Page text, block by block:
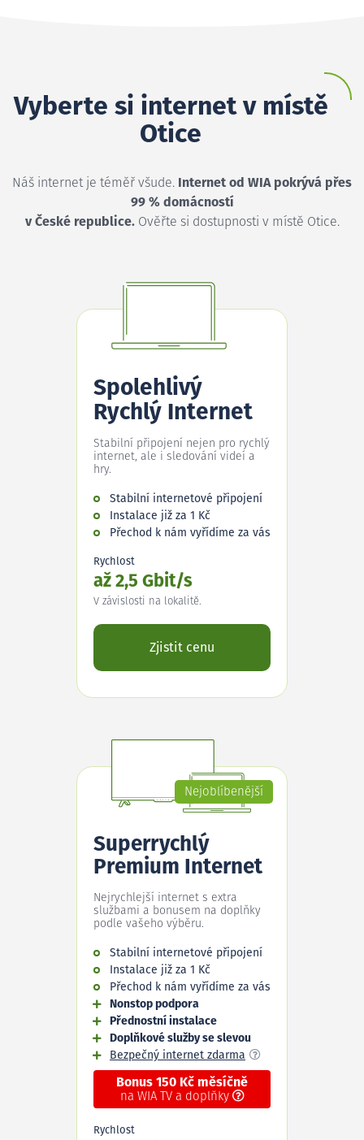
Vyberte si internet v místě
Otice
Náš internet je téměř všude. Internet od WIA pokrývá přes
99 % domácností
v České republice.Ověřte si dostupnosti v místě Otice.
Spolehlivý
Rychlý Internet
Stabilní připojení nejen pro rychlý
internet, ale i sledování videí a
hry.
Stabilní internetové připojení
Instalace již za 1 Kč
Přechod k nám vyřídíme za vás
Rychlost
až 2,5 Gbit/s
V závislosti na lokalitě.
Zjistit cenu
Nejoblíbenější
Superrychlý
Premium Internet
Nejrychlejší internet s extra
službami a bonusem na doplňky
podle vašeho výběru.
Stabilní internetové připojení
Instalace již za 1 Kč
Přechod k nám vyřídíme za vás
Nonstop podpora
Přednostní instalace
Doplňkové služby se slevou
Bezpečný internet zdarma
Bonus 150 Kč měsíčně
na WIA TV a doplňky
Rychlost